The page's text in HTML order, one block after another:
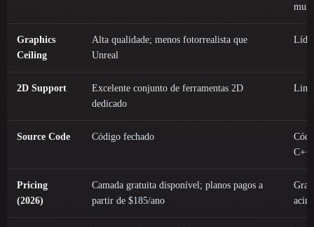
Graphics
Ceiling
Alta qualidade; menos fotorrealista que
Unreal
2D Support
Excelente conjunto de ferramentas 2D
dedicado
Source Code Código fechado
C++)
Pricing
(2026)
Camada gratuita disponível; planos pagos a
partir de $185/ano